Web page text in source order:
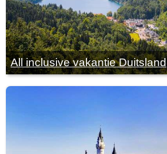
All inclusive vakantie Duitsland